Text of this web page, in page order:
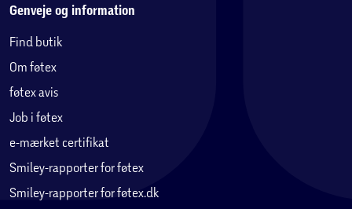
Genveje og information
Find butik
Om føtex
føtex avis
Job i føtex
e-mærket certifikat
Smiley-rapporter for føtex
Smiley-rapporter for føtex.dk